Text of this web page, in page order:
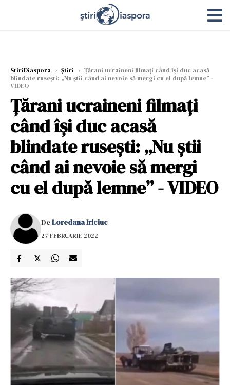
StiriDiaspora › Știri › Țărani ucraineni filmați când își duc acasă
blindate rusești: „Nu știi când ai nevoie să mergi cu el după lemne” -
VIDEO
Țărani ucraineni filmați
când își duc acasă
blindate rusești: „Nu știi
când ai nevoie să mergi
cu el după lemne” - VIDEO
DeLoredana Iriciuc
27 FEBRUARIE 2022